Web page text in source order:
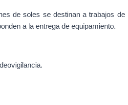
de soles se destinan a trabajos de
a la entrega de equipamiento.